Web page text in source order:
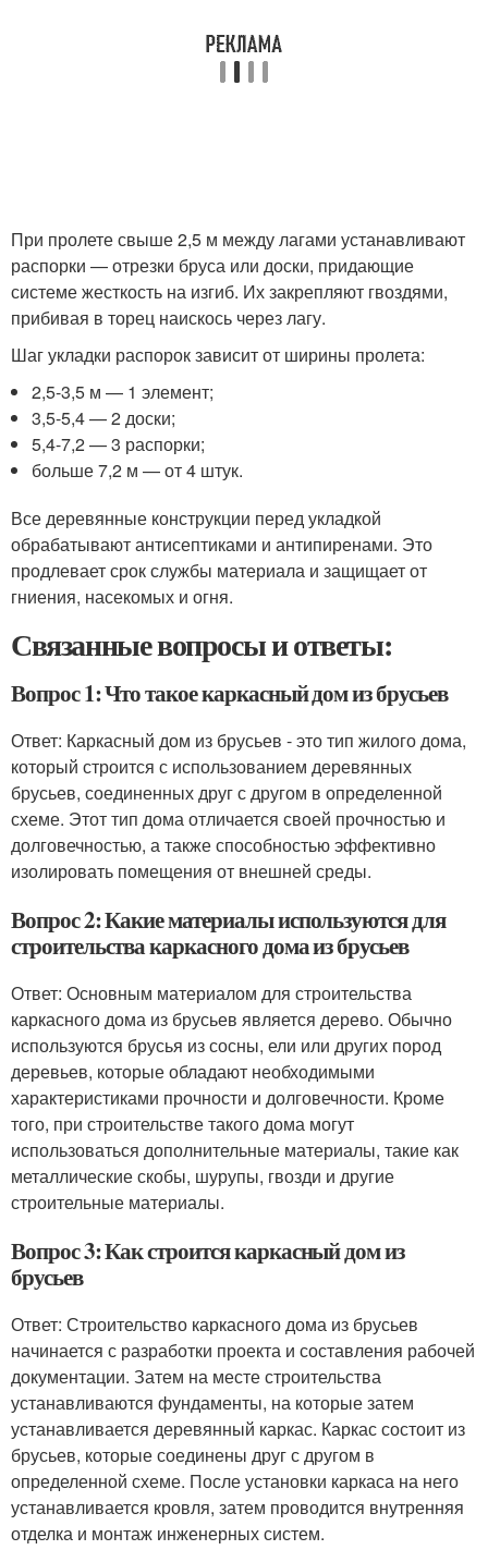
При пролете свыше 2,5 м между лагами устанавливают
распорки — отрезки бруса или доски, придающие
системе жесткость на изгиб. Их закрепляют гвоздями,
прибивая в торец наискось через лагу.
Шаг укладки распорок зависит от ширины пролета:
2,5-3,5 м — 1 элемент;
3,5-5,4 — 2 доски;
5,4-7,2 — 3 распорки;
больше 7,2 м — от 4 штук.
Все деревянные конструкции перед укладкой
обрабатывают антисептиками и антипиренами. Это
продлевает срок службы материала и защищает от
гниения, насекомых и огня.
Связанные вопросы и ответы:
Вопрос 1: Что такое каркасный дом из брусьев
Ответ: Каркасный дом из брусьев - это тип жилого дома,
который строится с использованием деревянных
брусьев, соединенных друг с другом в определенной
схеме. Этот тип дома отличается своей прочностью и
долговечностью, а также способностью эффективно
изолировать помещения от внешней среды.
Вопрос 2: Какие материалы используются для
строительства каркасного дома из брусьев
Ответ: Основным материалом для строительства
каркасного дома из брусьев является дерево. Обычно
используются брусья из сосны, ели или других пород
деревьев, которые обладают необходимыми
характеристиками прочности и долговечности. Кроме
того, при строительстве такого дома могут
использоваться дополнительные материалы, такие как
металлические скобы, шурупы, гвозди и другие
строительные материалы.
Вопрос 3: Как строится каркасный дом из
брусьев
Ответ: Строительство каркасного дома из брусьев
начинается с разработки проекта и составления рабочей
документации. Затем на месте строительства
устанавливаются фундаменты, на которые затем
устанавливается деревянный каркас. Каркас состоит из
брусьев, которые соединены друг с другом в
определенной схеме. После установки каркаса на него
устанавливается кровля, затем проводится внутренняя
отделка и монтаж инженерных систем.